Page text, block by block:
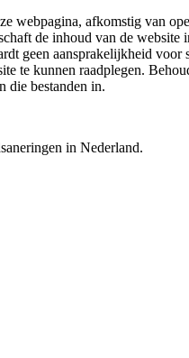
webpagina, afkomstig van
de inhoud van de
geen aansprakelijkheid
te kunnen raadplegen.
die bestanden in.
in Nederland.